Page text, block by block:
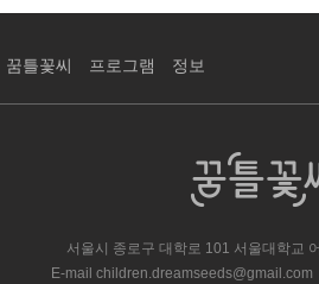
꿈틀꽃씨 프로그램 정보
서울시 종로구 대학로 101 서울대학교
E-mail children.dreamseeds@gmail.com